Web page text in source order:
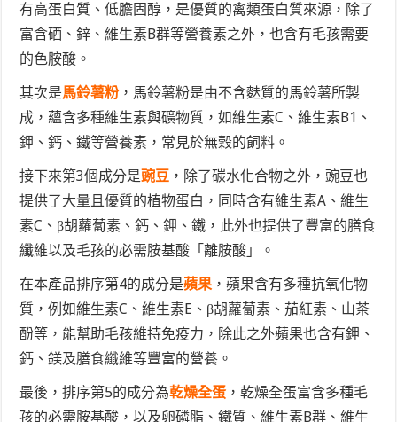
有高蛋白質、低膽固醇，是優質的禽類蛋白質來源，除了
富含硒、鋅、維生素B群等營養素之外，也含有毛孩需要
的色胺酸。
其次是馬鈴薯粉，馬鈴薯粉是由不含麩質的馬鈴薯所製
成，蘊含多種維生素與礦物質，如維生素C、維生素B1、
鉀、鈣、鐵等營養素，常見於無穀的飼料。
接下來第3個成分是豌豆 ，除了碳水化合物之外，豌豆也
提供了大量且優質的植物蛋白，同時含有維生素A、維生
素C、β胡蘿蔔素、鈣、鉀、鐵，此外也提供了豐富的膳食
纖維以及毛孩的必需胺基酸「離胺酸」。
在本產品排序第4的成分是蘋果，蘋果含有多種抗氧化物
質，例如維生素C、維生素E、β胡蘿蔔素、茄紅素、山茶
酚等，能幫助毛孩維持免疫力，除此之外蘋果也含有鉀、
鈣、鎂及膳食纖維等豐富的營養。
最後，排序第5的成分為乾燥全蛋 ，乾燥全蛋富含多種毛
孩的必需胺基酸，以及卵磷脂、鐵質、維生素B群、維生